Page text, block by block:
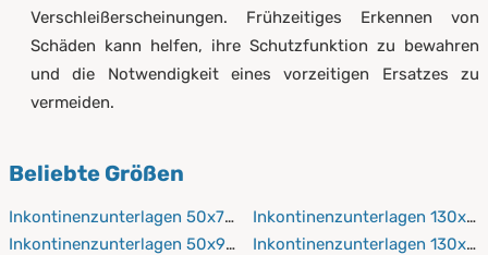
Verschleißerscheinungen. Frühzeitiges Erkennen von
Schäden kann helfen, ihre Schutzfunktion zu bewahren
und die Notwendigkeit eines vorzeitigen Ersatzes zu
vermeiden.
Beliebte Größen
Inkontinenzunterlagen 50x70 cm
Inkontinenzunterlagen 50x90 cm
Inkontinenzunterlagen
Inkontinenzunterlagen